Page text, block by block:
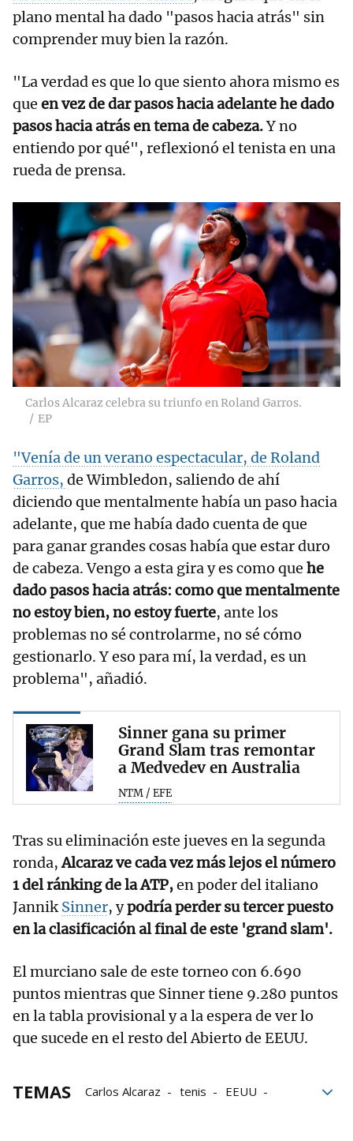
plano mental ha dado "pasos hacia atrás" sin
comprender muy bien la razón.
"La verdad es que lo que siento ahora mismo es
que en vez de dar pasos hacia adelante he dado
pasos hacia atrás en tema de cabeza.Y no
entiendo por qué", reflexionó el tenista en una
rueda de prensa.
Carlos Alcaraz celebra su triunfo en Roland Garros.
EP
"Venía de un verano espectacular, de Roland
Garros, de Wimbledon, saliendo de ahí
diciendo que mentalmente había un paso hacia
adelante, que me había dado cuenta de que
para ganar grandes cosas había que estar duro
de cabeza. Vengo a esta gira y es como que he
dado pasos hacia atrás: como que mentalmente
no estoy bien, no estoy fuerte, ante los
problemas no sé controlarme, no sé cómo
gestionarlo. Y eso para mí, la verdad, es un
problema", añadió.
Sinner gana su primer
Grand Slam tras remontar
a Medvedev en Australia
NTM / EFE
Tras su eliminación este jueves en la segunda
ronda,Alcaraz ve cada vez más lejos el número
1 del ránking de la ATP,en poder del italiano
JannikSinner, ypodría perder su tercer puesto
en la clasificación al final de este 'grand slam'.
El murciano sale de este torneo con 6.690
puntos mientras que Sinner tiene 9.280 puntos
en la tabla provisional y a la espera de ver lo
que sucede en el resto del Abierto de EEUU.
TEMAS Carlos Alcaraz tenis
EEUU